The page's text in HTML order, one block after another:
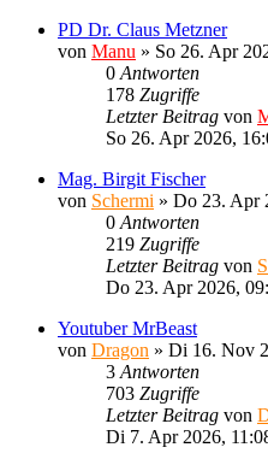
PD Dr. Claus Metzner
von Manu » So 26. Apr
0 Antworten
178 Zugriffe
Letzter Beitrag von
So 26. Apr 2026,
Mag. Birgit Fischer
von Schermi » Do 23. Apr
0 Antworten
219 Zugriffe
Letzter Beitrag von
Do 23. Apr 2026,
Youtuber MrBeast
von Dragon » Di 16. Nov
3 Antworten
703 Zugriffe
Letzter Beitrag von
Di 7. Apr 2026,